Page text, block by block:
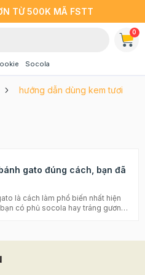
TỪ 500K MÃ FSTT
Socola
0
hướng dẫn dùng kem tươi
gato đúng cách, bạn đã
là cách làm phổ biến nhất hiện
có phủ socola hay tráng gương
nay là Whipping Cream và
ai mới chập chững vào nghề bánh